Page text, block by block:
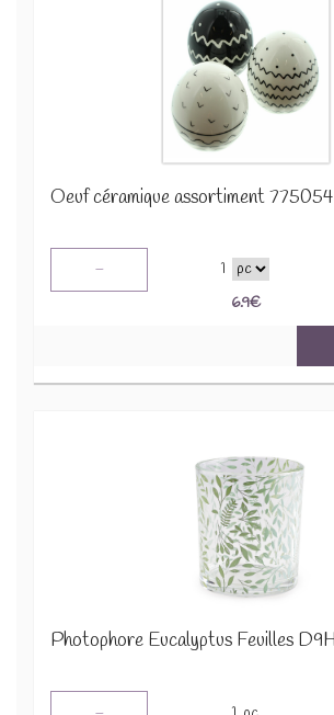
Oeuf céramique assortiment 775054
- 1
6.9€